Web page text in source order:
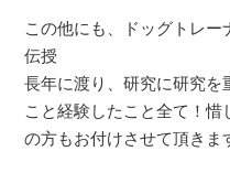
この他にも、ドッグトレ
伝授
長年に渡り、研究に研究を
こと経験したこと全て！惜
の方もお付けさせて頂きま